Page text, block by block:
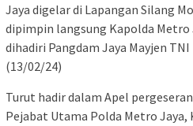
Jaya digelar di Lapangan Silang
dipimpin langsung Kapolda
dihadiri Pangdam Jaya Mayjen TNI
(13/02/24)
Turut hadir dalam Apel
Pejabat Utama Polda Metro Jaya,